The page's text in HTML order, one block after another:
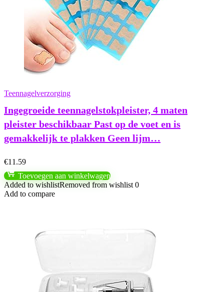
Teennagelverzorging
Ingegroeide teennagelstokpleister, 4 maten
pleister beschikbaar Past op de voet en is
gemakkelijk te plakken Geen lijm…
€11.59
Toevoegen aan winkelwagen
Added to wishlistRemoved from wishlist 0
Add to compare